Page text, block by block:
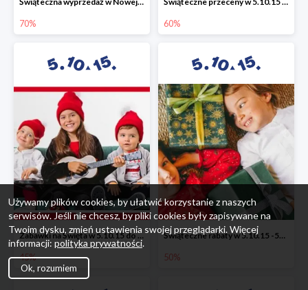
70% 60%
Zabawki na Święta w 5.10.15 do -45%
45%
Świąteczne rabaty w 5.10.15 -50%
50%
Używamy plików cookies, by ułatwić korzystanie z naszych
serwisów. Jeśli nie chcesz, by pliki cookies były zapisywane na
Twoim dysku, zmień ustawienia swojej przeglądarki. Więcej
informacji: polityka prywatności.
Ok, rozumiem